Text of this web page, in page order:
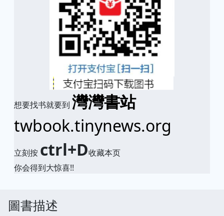
想要找书就要到 灣灣書站
twbook.tinynews.org
立刻按 ctrl+D收藏本页
你会得到大惊喜!!
圖書描述